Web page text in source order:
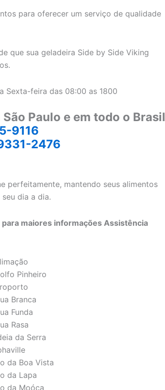
para oferecer um serviço de qualidade
que sua geladeira Side by Side Viking
Sexta-feira das 08:00 as 1800
Paulo e em todo o Brasil
9116
2476
perfeitamente, mantendo seus alimentos
dia a dia.
para maiores informações Assistência
Pinheiro
Branca
Funda
Rasa
da Serra
da Boa Vista
da Lapa
da Moóca